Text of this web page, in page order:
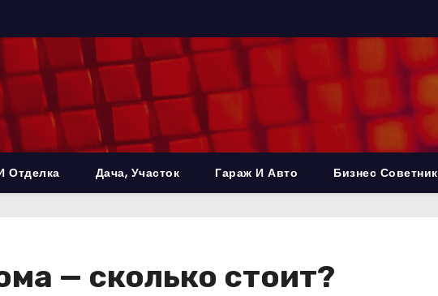
Отделка Дача, Участок Гараж И Авто Бизнес Советник
— сколько стоит?